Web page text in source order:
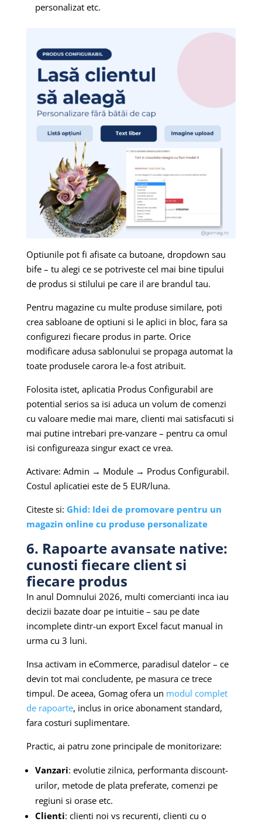
personalizat etc.
Optiunile pot fi afisate ca butoane, dropdown sau
bife – tu alegi ce se potriveste cel mai bine tipului
de produs si stilului pe care il are brandul tau.
Pentru magazine cu multe produse similare, poti
crea sabloane de optiuni si le aplici in bloc, fara sa
configurezi fiecare produs in parte. Orice
modificare adusa sablonului se propaga automat la
toate produsele carora le-a fost atribuit.
Folosita istet, aplicatia Produs Configurabil are
potential serios sa isi aduca un volum de comenzi
cu valoare medie mai mare, clienti mai satisfacuti si
mai putine intrebari pre-vanzare – pentru ca omul
isi configureaza singur exact ce vrea.
Activare: Admin → Module → Produs Configurabil.
Costul aplicatiei este de 5 EUR/luna.
Citeste si: Ghid: Idei de promovare pentru un
magazin online cu produse personalizate
6. Rapoarte avansate native:
cunosti fiecare client si
fiecare produs
In anul Domnului 2026, multi comercianti inca iau
decizii bazate doar pe intuitie – sau pe date
incomplete dintr-un export Excel facut manual in
urma cu 3 luni.
Insa activam in eCommerce, paradisul datelor – ce
devin tot mai concludente, pe masura ce trece
timpul. De aceea, Gomag ofera un modul complet
de rapoarte, inclus in orice abonament standard,
fara costuri suplimentare.
Practic, ai patru zone principale de monitorizare:
Vanzari: evolutie zilnica, performanta discount-
urilor, metode de plata preferate, comenzi pe
regiuni si orase etc.
Clienti: clienti noi vs recurenti, clienti cu o